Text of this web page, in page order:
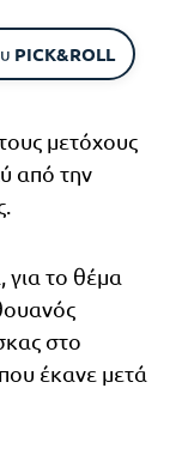
PICK&ROLL
μετόχους
από την
το θέμα
στο
έκανε μετά